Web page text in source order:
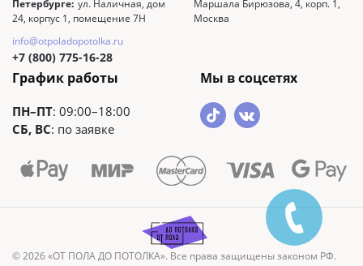
Петербурге: ул. Наличная, дом
24, корпус 1, помещение 7Н
Маршала Бирюзова, 4, корп. 1,
Москва
info@otpoladopotolka.ru
+7 (800) 775-16-28
График работы
ПН–ПТ: 09:00–18:00
СБ, ВС: по заявке
Мы в соцсетях
© 2026 «ОТ ПОЛА ДО ПОТОЛКА». Все права защищены законом РФ.